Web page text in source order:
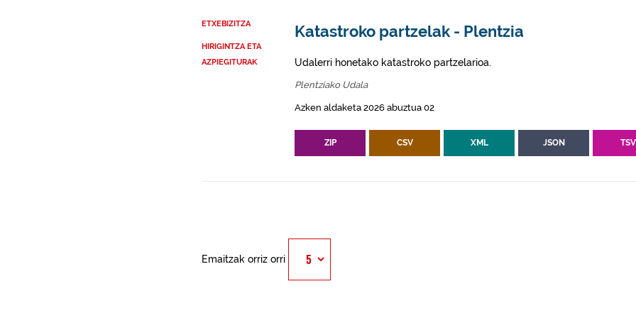
ETXEBIZITZA
HIRIGINTZA ETA
AZPIEGITURAK
Katastroko partzelak - Plentzia
Udalerri honetako katastroko partzelarioa.
Plentziako Udala
Azken aldaketa 2026 abuztua 02
ZIP CSV XML JSON TSV
Emaitzak orriz orri